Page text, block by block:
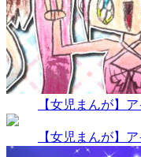
【女児まんが】
【女児まんが】